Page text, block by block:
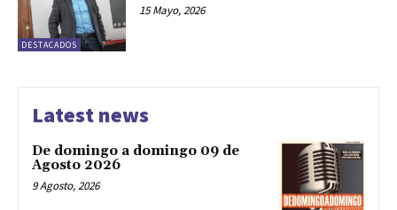
DESTACADOS
15 Mayo, 2026
Latest news
De domingo a domingo 09 de
Agosto 2026
9 Agosto, 2026